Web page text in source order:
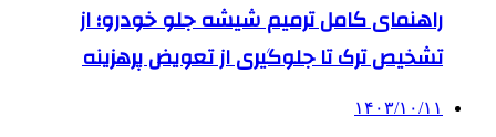
راهنمای کامل ترمیم شیشه جلو خودرو؛ از
تشخیص ترک تا جلوگیری از تعویض پرهزینه
۱۴۰۳/۱۰/۱۱